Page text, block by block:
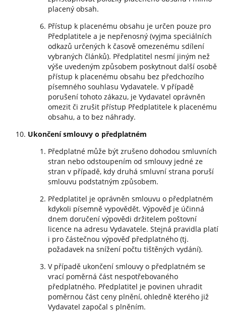
placený obsah.
Přístup k placenému obsahu je určen pouze pro
Předplatitele a je nepřenosný (vyjma speciálních
odkazů určených k časově omezenému sdílení
vybraných článků). Předplatitel nesmí jiným než
výše uvedeným způsobem poskytnout další osobě
přístup k placenému obsahu bez předchozího
písemného souhlasu Vydavatele. V případě
porušení tohoto zákazu, je Vydavatel oprávněn
omezit či zrušit přístup Předplatitele k placenému
obsahu, a to bez náhrady.
Ukončení smlouvy o předplatném
Předplatné může být zrušeno dohodou smluvních
stran nebo odstoupením od smlouvy jedné ze
stran v případě, kdy druhá smluvní strana poruší
smlouvu podstatným způsobem.
Předplatitel je oprávněn smlouvu o předplatném
kdykoli písemně vypovědět. Výpověď je účinná
dnem doručení výpovědi držitelem poštovní
licence na adresu Vydavatele. Stejná pravidla platí
i pro částečnou výpověď předplatného (tj.
požadavek na snížení počtu tištěných vydání).
V případě ukončení smlouvy o předplatném se
vrací poměrná část nespotřebovaného
předplatného. Předplatitel je povinen uhradit
poměrnou část ceny plnění, ohledně kterého již
Vydavatel započal s plněním.